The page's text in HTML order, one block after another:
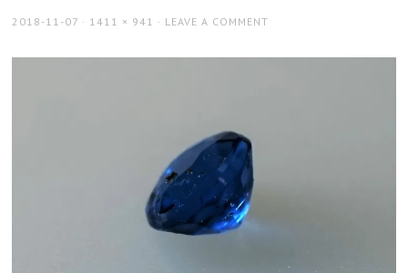
POSTED
2018-11-07
FULL
1411 × 941 LEAVE A COMMENT